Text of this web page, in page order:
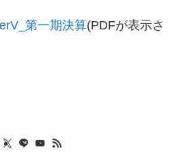
第一期決算(PDFが表示さ